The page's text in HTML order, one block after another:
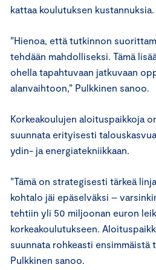
kattaa koulutuksen kustannuksia.
”Hienoa, että tutkinnon
tehdään mahdolliseksi. Tämä
ohella tapahtuvaan jatkuvaan
alanvaihtoon,” Pulkkinen sanoo.
Korkeakoulujen aloituspaikkoja
suunnata erityisesti
ydin- ja energiatekniikkaan.
”Tämä on strategisesti tärkeä
kohtalo jäi epäselväksi –
tehtiin yli 50 miljoonan euron
korkeakoulutukseen.
suunnata rohkeasti
Pulkkinen sanoo.